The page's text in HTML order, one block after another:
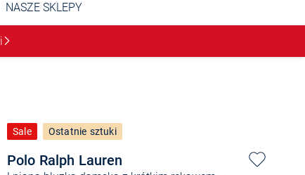
NASZE SKLEPY
Polo Ralph Lauren
Sale Ostatnie sztuki